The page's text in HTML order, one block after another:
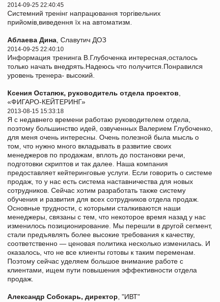
2014-09-25 22:40:45
Системний тренінг напрацювання торгівельних
прийомів,виведення їх на автоматизм.
Аблаева Дина , Славутич ДОЗ
2014-09-25 22:40:10
Информация тренинга В.Глубоченка интересная,осталось
только начать внедрять.Надеюсь что получится.Понравился
уровень тренера- высокий.
Ксения Остапюк, руководитель отдела проектов
«ФИГАРО-КЕЙТЕРИНГ»
2013-08-15 15:33:18
Я с недавнего времени работаю руководителем отдела,
поэтому большинство идей, озвученных Валерием Глубоченко,
для меня очень интересны. Очень полезной была мысль о
том, что нужно много вкладывать в развитие своих
менеджеров по продажам, вплоть до постановки речи,
подготовки скриптов и так далее. Наша компания
предоставляет кейтеринговые услуги. Если говорить о системе
продаж, то у нас есть система наставничества для новых
сотрудников. Сейчас хотим разработать также систему
обучения и развития для всех сотрудников отдела продаж.
Основные трудности, с которыми сталкиваются наши
менеджеры, связаны с тем, что некоторое время назад у нас
изменилось позиционирование. Мы перешли в другой сегмент,
стали предъявлять более высокие требования к качеству,
соответственно — ценовая политика несколько изменилась. И
оказалось, что не все клиенты готовы к таким переменам.
Поэтому сейчас уделяем большое внимание работе с
клиентами, ищем пути повышения эффективности отдела
продаж.
Александр Собокарь, директор , "ИВТ"